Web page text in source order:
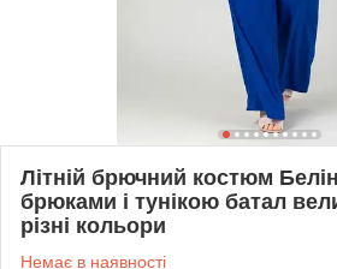
Літній брючний костюм
брюками і тунікою батал
різні кольори
Немає в наявності